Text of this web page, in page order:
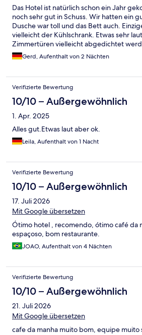
Das Hotel ist natürlich schon ein Jahr
noch sehr gut in Schuss. Wir hatten ein
Dusche war toll und das Bett auch.
vielleicht der Kühlschrank. Etwas sehr
Zimmertüren vielleicht abgedichtet
sind. Wenn jemand die Tür schließt, hört
ansonsten Frühstücksbuffet tipptopp.
Gerd, Aufenthalt von 2 Nächten
Verifizierte Bewertung
10/10 – Außergewöhnlich
1. Apr. 2025
Alles gut.Etwas laut aber ok.
Leila, Aufenthalt von 1 Nacht
Verifizierte Bewertung
10/10 – Außergewöhnlich
17. Juli 2026
Mit Google übersetzen
Ótimo hotel , recomendo, ótimo café da
espaçoso, bom restaurante.
JOAO, Aufenthalt von 4 Nächten
Verifizierte Bewertung
10/10 – Außergewöhnlich
21. Juli 2026
Mit Google übersetzen
cafe da manha muito bom, equipe muito